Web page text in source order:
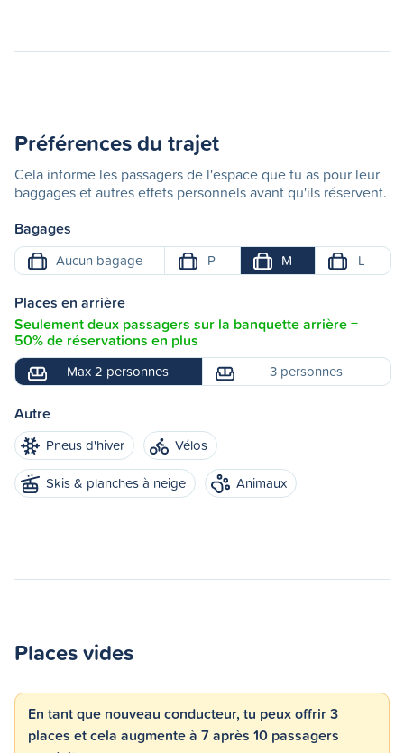
Préférences du trajet
Cela informe les passagers de l'espace que tu as pour leur
baggages et autres effets personnels avant qu'ils réservent.
Bagages
Aucun bagage P M L
Places en arrière
Seulement deux passagers sur la banquette arrière =
50% de réservations en plus
Max 2 personnes 3 personnes
Autre
Pneus d'hiver
Vélos
Skis & planches à neige
Animaux
Places vides
En tant que nouveau conducteur, tu peux offrir 3
places et cela augmente à 7 après 10 passagers